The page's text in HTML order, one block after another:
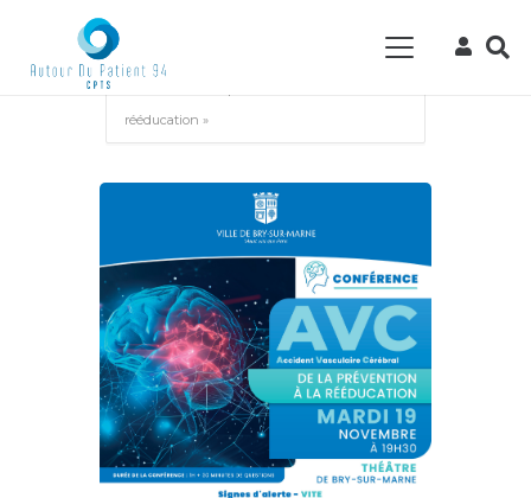
Conférence ouverte à
rééducation »